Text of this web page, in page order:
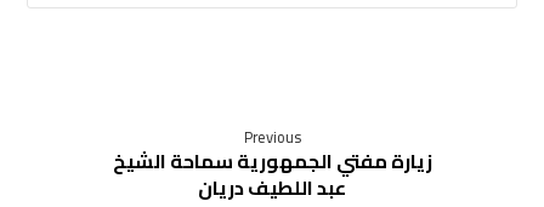
Previous
زيارة مفتي الجمهورية سماحة الشيخ
عبد اللطيف دريان